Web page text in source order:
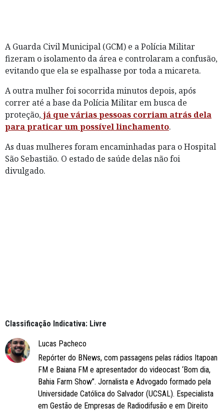
A Guarda Civil Municipal (GCM) e a Polícia Militar
fizeram o isolamento da área e controlaram a confusão,
evitando que ela se espalhasse por toda a micareta.
A outra mulher foi socorrida minutos depois, após
correr até a base da Polícia Militar em busca de
proteção,já que várias pessoas corriam atrás dela
para praticar um possível linchamento.
As duas mulheres foram encaminhadas para o Hospital
São Sebastião. O estado de saúde delas não foi
divulgado.
Classificação Indicativa: Livre
Lucas Pacheco
Repórter do BNews, com passagens pelas rádios Itapoan
FM e Baiana FM e apresentador do videocast ‘Bom dia,
Bahia Farm Show”. Jornalista e Advogado formado pela
Universidade Católica do Salvador (UCSAL). Especialista
em Gestão de Empresas de Radiodifusão e em Direito